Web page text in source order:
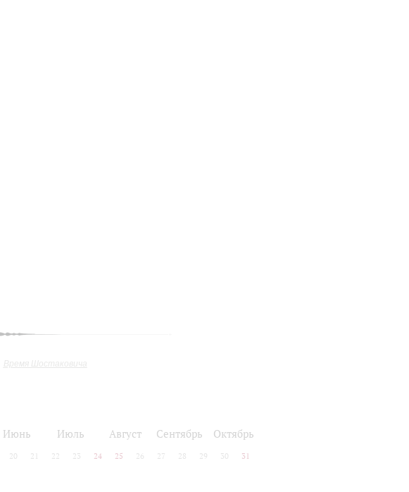
Время Шостаковича
Июнь Июль Август Сентябрь Октябрь
20 21 22 23 24 25 26 27 28 29 30 31